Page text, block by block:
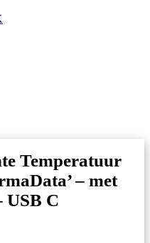
Temperatuur
– met
USB C